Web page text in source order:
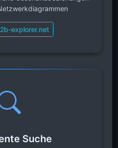
explorer.net
Suche